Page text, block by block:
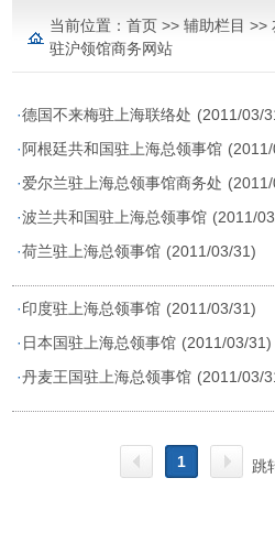
当前位置： 首页>> 辅助栏目 >>
驻沪领馆商务网站
·德国不来梅驻上海联络处 (2011/03/
· 阿根廷共和国驻上海总领事馆
·爱尔兰驻上海总领事馆商务处
·波兰共和国驻上海总领事馆 (2011/
·荷兰驻上海总领事馆 (2011/03/31)
·印度驻上海总领事馆 (2011/03/31)
· 日本国驻上海总领事馆 (2011/03/31)
·丹麦王国驻上海总领事馆 (2011/03/
1 跳